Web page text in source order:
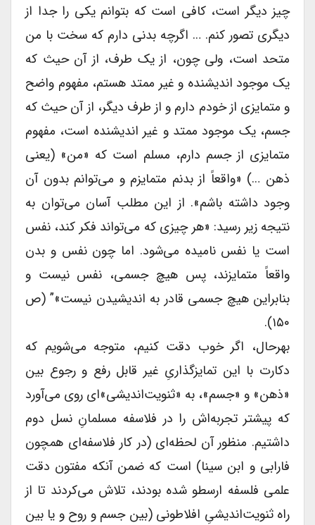
چیز دیگر است، کافی است که بتوانم یکی را جدا از
دیگری تصور کنم. … اگرچه بدنی دارم که سخت با من
متحد است، ولی چون، از یک طرف، از آن حیث که
یک موجود اندیشنده و غیر ممتد هستم، مفهوم واضح
و متمایزی از خودم دارم و از طرف دیگر، از آن حیث که
جسم، یک موجود ممتد و غیر اندیشنده است، مفهوم
متمایزی از جسم دارم، مسلم است که «من» (یعنی
ذهن …) «واقعاً از بدنم متمایزم و می‌توانم بدون آن
وجود داشته باشم». از این مطلب آسان می‌توان به
نتیجه زیر رسید: «هر چیزی که می‌تواند فکر کند، نفس
است یا نفس نامیده می‌شود. اما چون نفس و بدن
واقعاً متمایزند، پس هیچ جسمی، نفس نیست و
بنابراین هیچ جسمی قادر به اندیشیدن نیست»” (ص
۱۵۰).
بهرحال، اگر خوب دقت کنیم، متوجه می‌شویم که
دکارت با این تمایزگذاریِ غیر قابل رفع و رجوع بین
«ذهن» و «جسم»، به «ثنویت‌اندیشی»‌ای روی می‌آورد
که پیشتر تجربه‌اش را در فلاسفه مسلمانِ نسل دوم
داشتیم. منظور آن لحظه‌ای (در کار فلاسفه‌ای همچون
فارابی و ابن سینا) است که ضمن آنکه مفتون دقت
علمی فلسفه ارسطو شده بودند، تلاش می‌کردند تا از
راه ثنویت‌اندیشیِ افلاطونی (بین جسم و روح و یا بین